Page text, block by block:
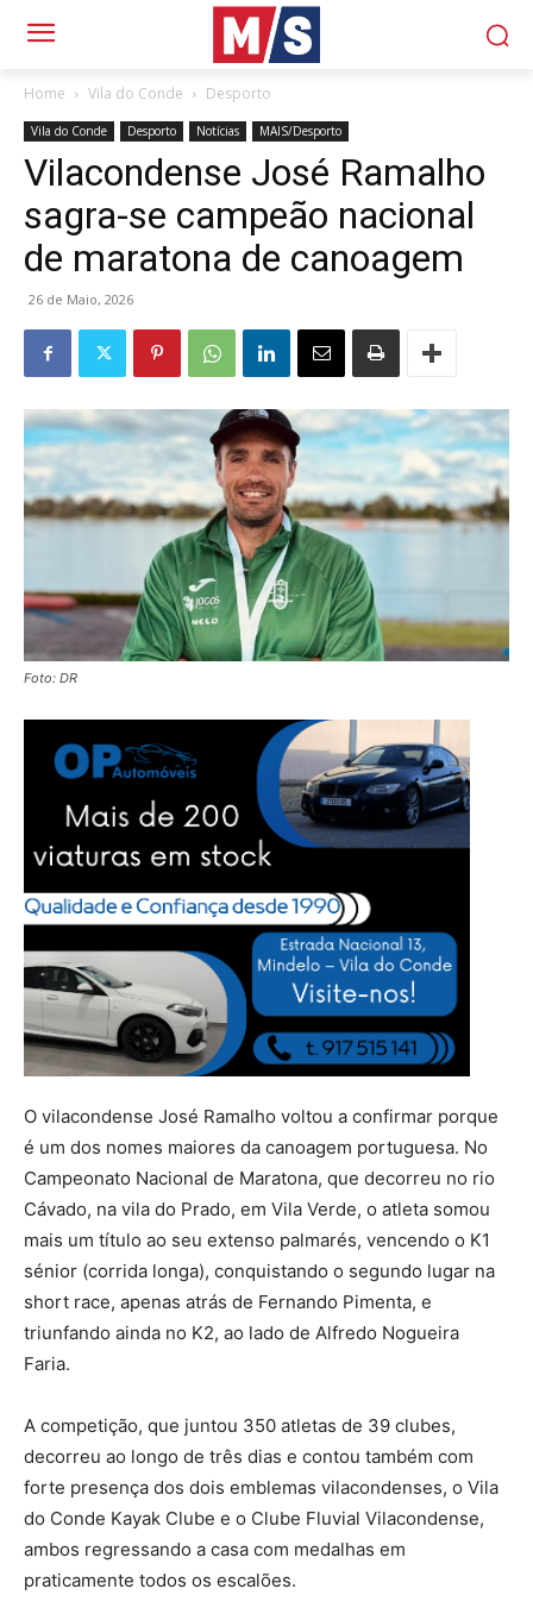
Home Vila do Conde Desporto
Vila do Conde Desporto Notícias MAIS/Desporto
Vilacondense José Ramalho
sagra-se campeão nacional
de maratona de canoagem
26 de Maio, 2026
Foto: DR
O vilacondense José Ramalho voltou a confirmar porque
é um dos nomes maiores da canoagem portuguesa. No
Campeonato Nacional de Maratona, que decorreu no rio
Cávado, na vila do Prado, em Vila Verde, o atleta somou
mais um título ao seu extenso palmarés, vencendo o K1
sénior (corrida longa), conquistando o segundo lugar na
short race, apenas atrás de Fernando Pimenta, e
triunfando ainda no K2, ao lado de Alfredo Nogueira
Faria.
A competição, que juntou 350 atletas de 39 clubes,
decorreu ao longo de três dias e contou também com
forte presença dos dois emblemas vilacondenses, o Vila
do Conde Kayak Clube e o Clube Fluvial Vilacondense,
ambos regressando a casa com medalhas em
praticamente todos os escalões.